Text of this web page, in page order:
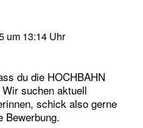
um 13:14 Uhr
du die HOCHBAHN
suchen aktuell
schick also gerne
Bewerbung.